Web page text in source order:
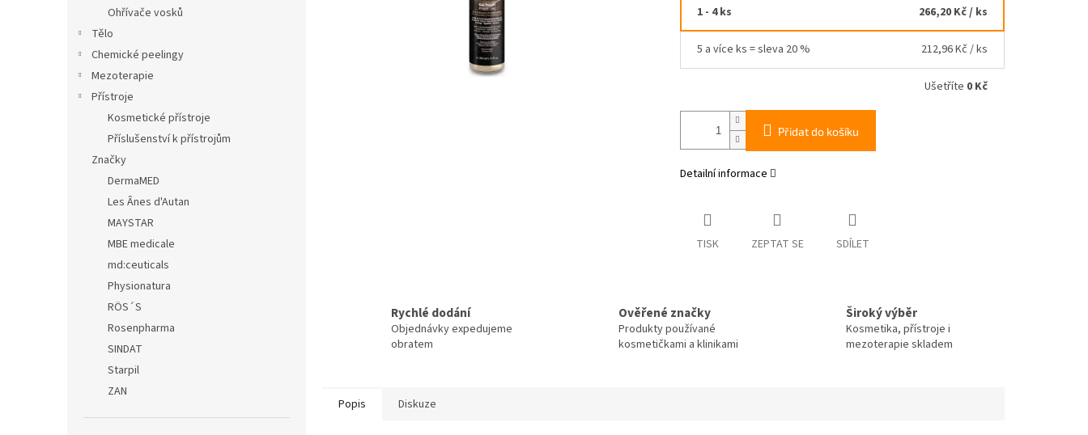
Ohřívače vosků
Tělo
Chemické peelingy
Mezoterapie
Přístroje
Kosmetické přístroje
Příslušenství k přístrojům
Značky
DermaMED
Les Ânes d'Autan
MAYSTAR
MBE medicale
md:ceuticals
Physionatura
RÖS´S
Rosenpharma
SINDAT
Starpil
ZAN
1 - 4 ks 266,20 Kč/ ks
5 a více ks = sleva 20 % 212,96 Kč / ks
Ušetříte 0 Kč
Přidat do košíku
Detailní informace
TISK ZEPTAT SE SDÍLET
Rychlé dodání
Objednávky expedujeme
obratem
Ověřené značky
Produkty používané
kosmetičkami a klinikami
Široký výběr
Kosmetika, přístroje i
mezoterapie skladem
Popis Diskuze